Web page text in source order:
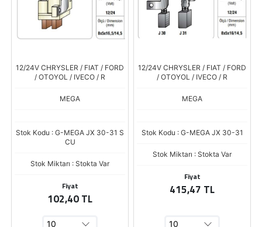
12/24V CHRYSLER / FIAT / FORD
/ OTOYOL / IVECO / R
MEGA
Stok Kodu : G-MEGA JX 30-31 S
CU
Stok Miktarı : Stokta Var
Fiyat
102,40 TL
12/24V CHRYSLER / FIAT / FORD
/ OTOYOL / IVECO / R
MEGA
Stok Kodu : G-MEGA JX 30-31
Stok Miktarı : Stokta Var
Fiyat
415,47 TL